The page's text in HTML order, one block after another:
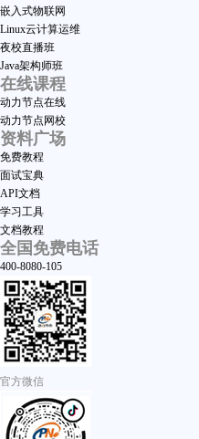
嵌入式物联网
Linux云计算运维
夜校直播班
Java架构师班
在线课程
动力节点在线
动力节点网校
资料广场
免费教程
面试宝典
API文档
学习工具
文档教程
全国免费电话
400-8080-105
官方微信